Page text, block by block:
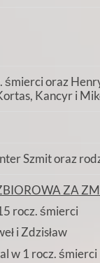
śmierci oraz
Kancyr i
Szmit oraz
ZA
rocz. śmierci
i Zdzisław
w 1 rocz. śmierci